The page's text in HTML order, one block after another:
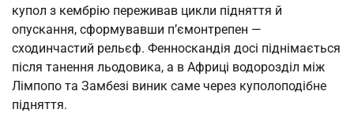
купол з кембрію переживав цикли підняття й
опускання, сформувавши п’ємонтрепен —
сходинчастий рельєф. Фенноскандія досі піднімається
після танення льодовика, а в Африці водорозділ між
Лімпопо та Замбезі виник саме через куполоподібне
підняття.